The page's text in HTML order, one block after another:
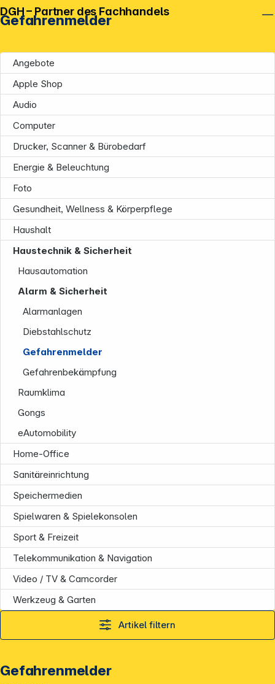
Gefahrenmelder
Angebote
Apple Shop
Audio
Computer
Drucker, Scanner & Bürobedarf
Energie & Beleuchtung
Foto
Gesundheit, Wellness & Körperpflege
Haushalt
Haustechnik & Sicherheit
Hausautomation
Alarm & Sicherheit
Alarmanlagen
Diebstahlschutz
Gefahrenmelder
Gefahrenbekämpfung
Raumklima
Gongs
eAutomobility
Home-Office
Sanitäreinrichtung
Speichermedien
Spielwaren & Spielekonsolen
Sport & Freizeit
Telekommunikation & Navigation
Video / TV & Camcorder
Werkzeug & Garten
Artikel filtern
Gefahrenmelder
DGH – Partner des Fachhandels